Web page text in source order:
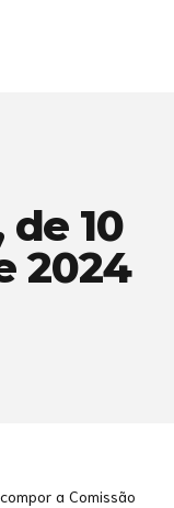
de 10
2024
a Comissão